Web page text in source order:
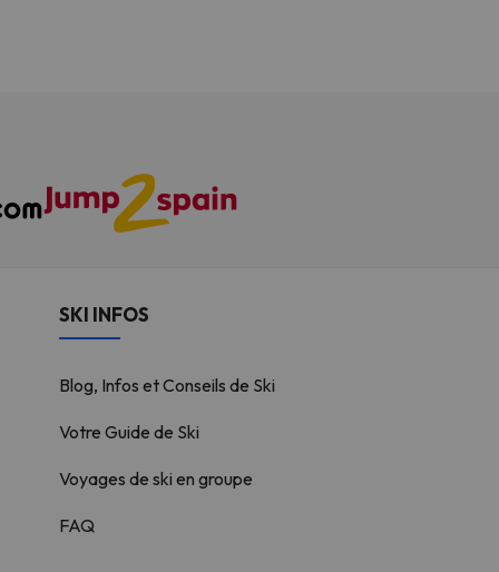
SKI INFOS
Blog, Infos et Conseils de Ski
Votre Guide de Ski
Voyages de ski en groupe
FAQ